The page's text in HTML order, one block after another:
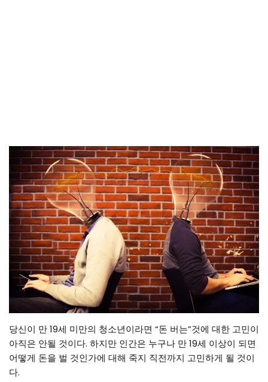
당신이 만 19세 미만의 청소년이라면 “돈 버는”것에 대한 고민이
아직은 안될 것이다. 하지만 인간은 누구나 만 19세 이상이 되면
어떻게 돈을 벌 것인가에 대해 죽지 직전까지 고민하게 될 것이
다.